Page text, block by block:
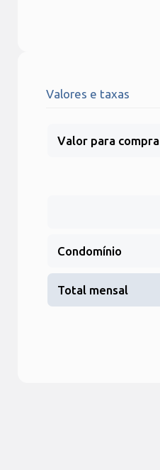
Valores e taxas
Valor para compra
Condomínio
Total mensal